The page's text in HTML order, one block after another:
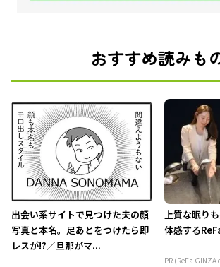
おすすめ読みも
出会い系サイトで見つけた夫の顔
写真と本名。足あとをつけたら即
レスが!?／旦那がマ...
上質な眠り
体感する
PR (ReFa GINZA